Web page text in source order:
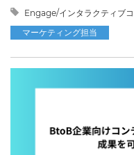
す。
Engage/インタラクティブ
マーケティング担当